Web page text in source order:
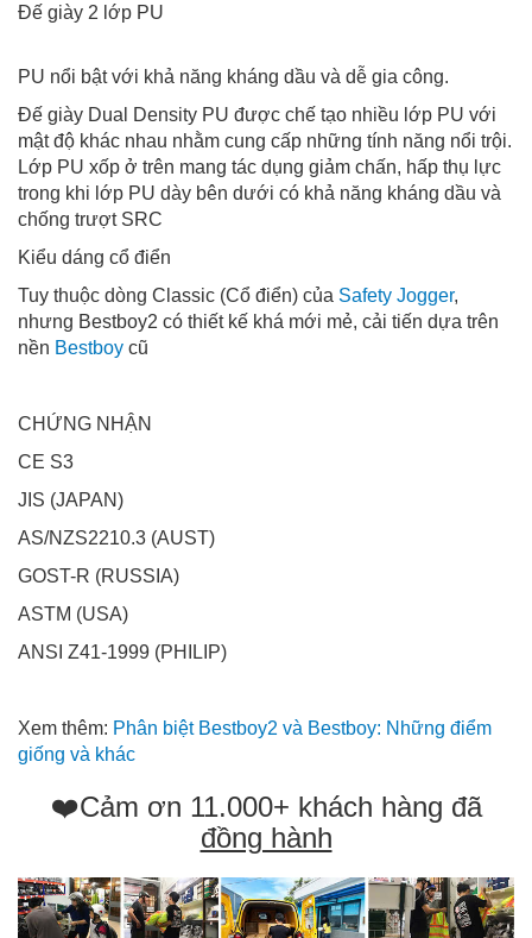
Đế giày 2 lớp PU
PU nổi bật với khả năng kháng dầu và dễ gia công.
Đế giày Dual Density PU được chế tạo nhiều lớp PU với
mật độ khác nhau nhằm cung cấp những tính năng nổi trội.
Lớp PU xốp ở trên mang tác dụng giảm chấn, hấp thụ lực
trong khi lớp PU dày bên dưới có khả năng kháng dầu và
chống trượt SRC
Kiểu dáng cổ điển
Tuy thuộc dòng Classic (Cổ điển) của Safety Jogger,
nhưng Bestboy2 có thiết kế khá mới mẻ, cải tiến dựa trên
nền Bestboy cũ
CHỨNG NHẬN
CE S3
JIS (JAPAN)
AS/NZS2210.3 (AUST)
GOST-R (RUSSIA)
ASTM (USA)
ANSI Z41-1999 (PHILIP)
Xem thêm: Phân biệt Bestboy2 và Bestboy: Những điểm
giống và khác
❤️Cảm ơn 11.000+ khách hàng đã
đồng hành